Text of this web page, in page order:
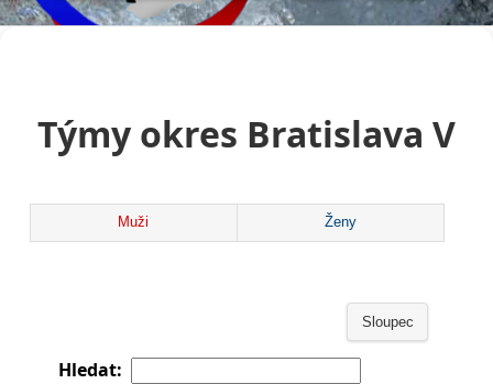
Týmy okres Bratislava V
Muži Ženy
Sloupec
Hledat: